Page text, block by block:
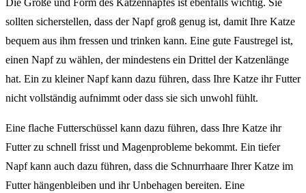
Die Größe und Form des Katzennapfes ist ebenfalls wichtig. Sie
sollten sicherstellen, dass der Napf groß genug ist, damit Ihre Katze
bequem aus ihm fressen und trinken kann. Eine gute Faustregel ist,
einen Napf zu wählen, der mindestens ein Drittel der Katzenlänge
hat. Ein zu kleiner Napf kann dazu führen, dass Ihre Katze ihr Futter
nicht vollständig aufnimmt oder dass sie sich unwohl fühlt.
Eine flache Futterschüssel kann dazu führen, dass Ihre Katze ihr
Futter zu schnell frisst und Magenprobleme bekommt. Ein tiefer
Napf kann auch dazu führen, dass die Schnurrhaare Ihrer Katze im
Futter hängenbleiben und ihr Unbehagen bereiten. Eine